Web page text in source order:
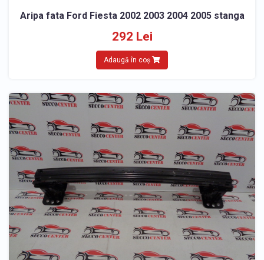
Aripa fata Ford Fiesta 2002 2003 2004 2005 stanga
292 Lei
Adaugă în coș